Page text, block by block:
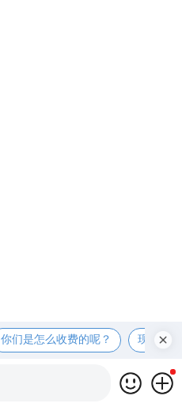
你们是怎么收费的呢？ 现在有